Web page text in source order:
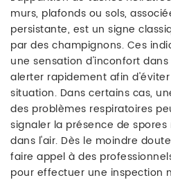
murs, plafonds ou sols,
persistante, est un signe
par des champignons. Ces
une sensation d'inconfort
alerter rapidement afin
situation. Dans certains cas,
des problèmes respiratoires
signaler la présence de
dans l'air. Dès le moindre
faire appel à des
pour effectuer une inspection